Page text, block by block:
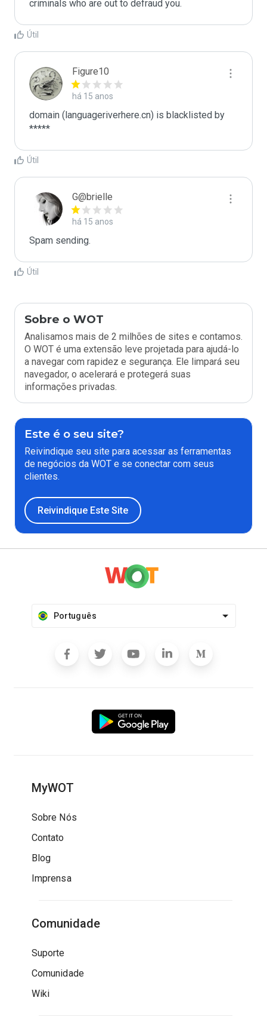
criminals who are out to defraud you.
Útil
Figure10
há 15 anos
domain (languageriverhere.cn) is blacklisted by
*****
Útil
G@brielle
há 15 anos
Spam sending.
Útil
Sobre o WOT
Analisamos mais de 2 milhões de sites e contamos.
O WOT é uma extensão leve projetada para ajudá-lo
a navegar com rapidez e segurança. Ele limpará seu
navegador, o acelerará e protegerá suas
informações privadas.
Este é o seu site?
Reivindique seu site para acessar as ferramentas
de negócios da WOT e se conectar com seus
clientes.
Reivindique Este Site
Português
MyWOT
Sobre Nós
Contato
Blog
Imprensa
Comunidade
Suporte
Comunidade
Wiki